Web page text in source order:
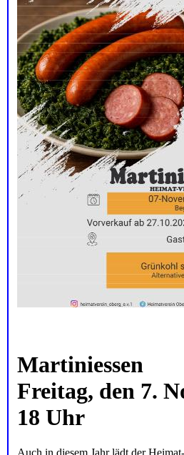
Martiniessen
Freitag, den 7.
18 Uhr
Auch in diesem Jahr lädt der